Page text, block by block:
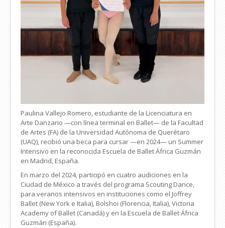
Paulina Vallejo Romero, estudiante de la Licenciatura en
Arte Danzario —con línea terminal en Ballet— de la Facultad
de Artes (FA) de la Universidad Autónoma de Querétaro
(UAQ), recibió una beca para cursar —en 2024— un Summer
Intensivo en la reconocida Escuela de Ballet África Guzmán
en Madrid, España.
En marzo del 2024, participó en cuatro audiciones en la
Ciudad de México a través del programa Scouting Dance,
para veranos intensivos en instituciones como el Joffrey
Ballet (New York e Italia), Bolshoi (Florencia, Italia), Victoria
Academy of Ballet (Canadá) y en la Escuela de Ballet África
Guzmán (España).